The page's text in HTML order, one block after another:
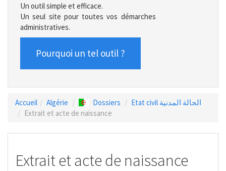
Un outil simple et efficace.
Un seul site pour toutes vos démarches
administratives.
Pourquoi un tel outil ?
Accueil Algérie Dossiers
Etat civil الحالة المدنية
Extrait et acte de naissance
Extrait et acte de naissance